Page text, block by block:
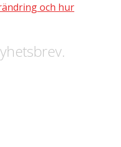
och hur